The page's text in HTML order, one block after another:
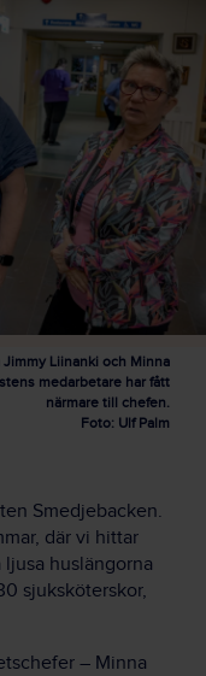
Liinanki och Minna
medarbetare har fått
närmare till chefen.
Foto: Ulf Palm
Smedjebacken.
där vi hittar
huslängorna
sjuksköterskor,
– Minna